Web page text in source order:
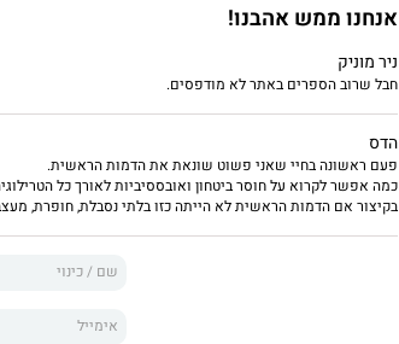
אבל בעוד בני הזוג ממוקדים בעתיד, העבר
למרות כל רגשותיה כלפיו, ההחלטה האם
אנחנו ממש אהבנו!
ניר מוניק
חבל שרוב הספרים באתר לא מודפסים.
הדס
פעם ראשונה בחיי שאני פשוט שונאת את הדמות הראשית.
כמה אפשר לקרוא על חוסר ביטחון ואובססיביות לאורך כל
בקיצור אם הדמות הראשית לא הייתה כזו בלתי נסבלת, חופרת,